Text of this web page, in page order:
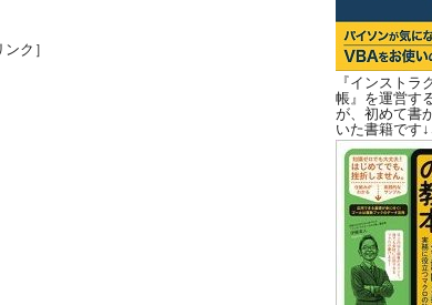
ク］
『インストラ
帳』を運営す
が、初めて書
いた書籍です